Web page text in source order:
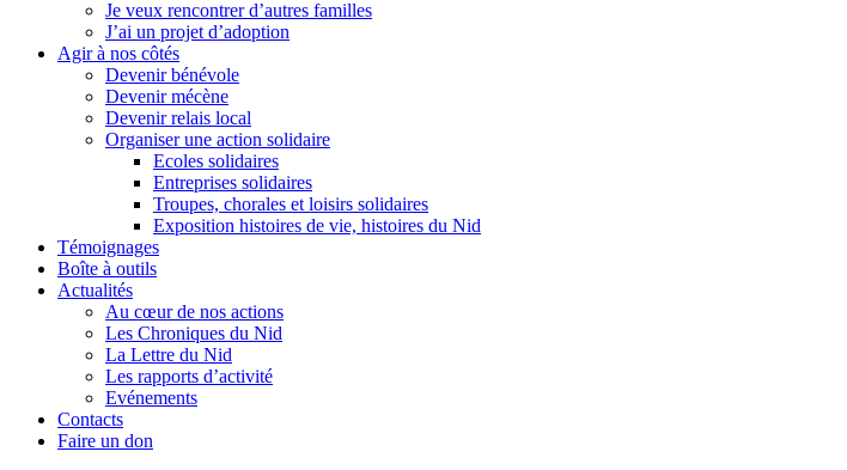
Je veux rencontrer d’autres familles
J’ai un projet d’adoption
Agir à nos côtés
Devenir bénévole
Devenir mécène
Devenir relais local
Organiser une action solidaire
Ecoles solidaires
Entreprises solidaires
Troupes, chorales et loisirs solidaires
Exposition histoires de vie, histoires du Nid
Témoignages
Boîte à outils
Actualités
Au cœur de nos actions
Les Chroniques du Nid
La Lettre du Nid
Les rapports d’activité
Evénements
Contacts
Faire un don